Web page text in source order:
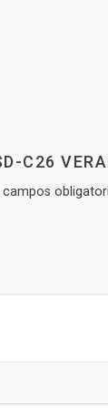
C26
campos